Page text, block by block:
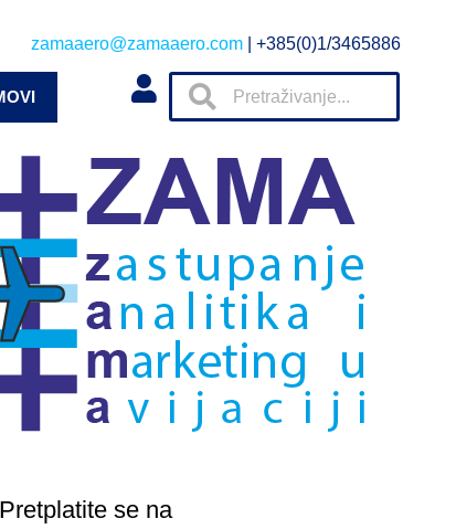
zamaaero@zamaaero.com | +385(0)1/3465886
Pretplatite se na